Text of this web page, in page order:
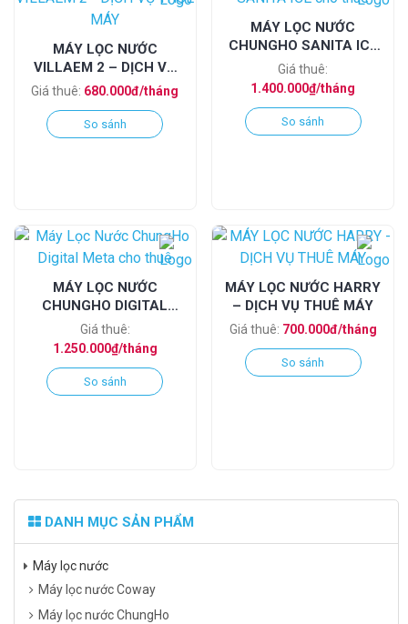
MÁY LỌC NƯỚC
VILLAEM 2 – DỊCH VỤ
THUÊ MÁY
Giá thuê: 680.000đ/tháng
So sánh
MÁY LỌC NƯỚC
CHUNGHO SANITA ICE
CHO THUÊ
Giá thuê:
1.400.000₫/tháng
So sánh
MÁY LỌC NƯỚC
CHUNGHO DIGITAL
META CHO THUÊ
Giá thuê:
1.250.000₫/tháng
So sánh
MÁY LỌC NƯỚC HARRY
– DỊCH VỤ THUÊ MÁY
Giá thuê: 700.000đ/tháng
So sánh
DANH MỤC SẢN PHẨM
Máy lọc nước
Máy lọc nước Coway
Máy lọc nước ChungHo